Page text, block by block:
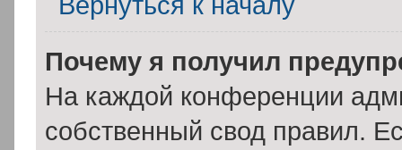
Почему я получил
На каждой конференции
собственный свод правил.